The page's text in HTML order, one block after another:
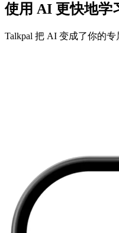
使用 AI 更快地学
Talkpal 把 AI 变成了你的专